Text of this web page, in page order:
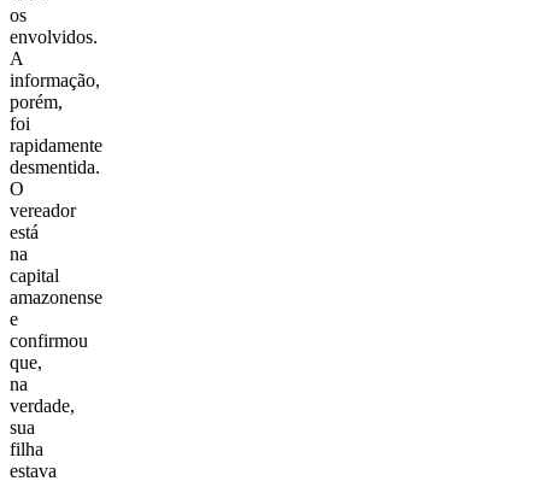
os
envolvidos.
A
informação,
porém,
foi
rapidamente
desmentida.
O
vereador
está
na
capital
amazonense
e
confirmou
que,
na
verdade,
sua
filha
estava